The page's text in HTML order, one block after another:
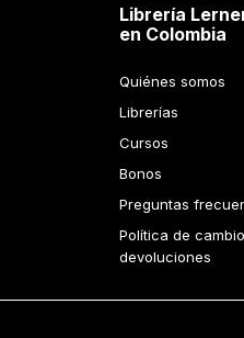
Librería
en Colombia
Quiénes somos
Librerías
Cursos
Bonos
Preguntas
Política de
devoluciones